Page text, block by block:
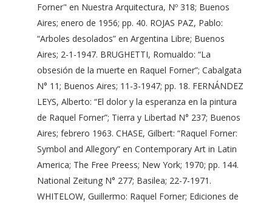
Forner" en Nuestra Arquitectura, Nº 318; Buenos
Aires; enero de 1956; pp. 40. ROJAS PAZ, Pablo:
“Arboles desolados” en Argentina Libre; Buenos
Aires; 2-1-1947. BRUGHETTI, Romualdo: “La
obsesión de la muerte en Raquel Forner”; Cabalgata
N° 11; Buenos Aires; 11-3-1947; pp. 18. FERNÁNDEZ
LEYS, Alberto: “El dolor y la esperanza en la pintura
de Raquel Forner”; Tierra y Libertad N° 237; Buenos
Aires; febrero 1963. CHASE, Gilbert: “Raquel Forner:
Symbol and Allegory” en Contemporary Art in Latin
America; The Free Preess; New York; 1970; pp. 144.
National Zeitung N° 277; Basilea; 22-7-1971.
WHITELOW, Guillermo: Raquel Forner; Ediciones de